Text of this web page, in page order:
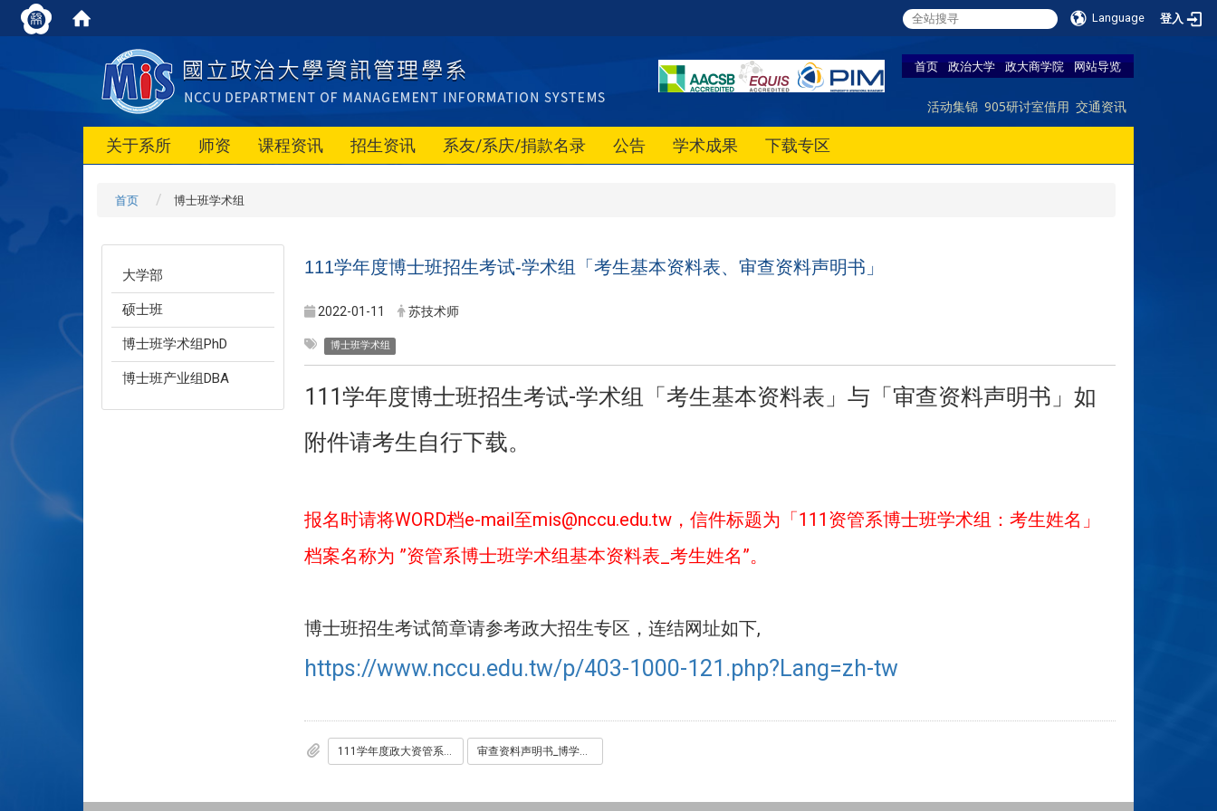
Language 登入
首页 政治大学 政大商学院 网站导览
活动集锦 905研讨室借用 交通资讯
关于系所 师资 课程资讯 招生资讯 系友/系庆/捐款名录 公告 学术成果 下载专区
首页 博士班学术组
大学部
硕士班
博士班学术组PhD
博士班产业组DBA
111学年度博士班招生考试-学术组「考生基本资料表、审查资料声明书」
2022-01-11 苏技术师
博士班学术组
111学年度博士班招生考试-学术组「考生基本资料表」与「审查资料声明书」如
附件请考生自行下载。
报名时请将WORD档e-mail至mis@nccu.edu.tw ，信件标题为「 111 资管系博士班学术组：考生姓名」
档案名称为 ”资管系博士班学术组基本资料表 考生姓名”。
博士班招生考试简章请参考政大招生专区，连结网址如下,
https://www.nccu.edu.tw/p/403-1000-121.php?Lang=zh-tw
审查资料声明书_博学术组.pdf